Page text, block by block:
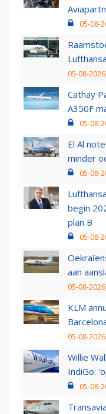
05-08-
05-08-
Cathay
A350F
05-08-
El Al
minder
05-08-
begin
plan B
05-08-
aan
05-08-
KLM
05-08-
Willie
IndiGo:
05-08-